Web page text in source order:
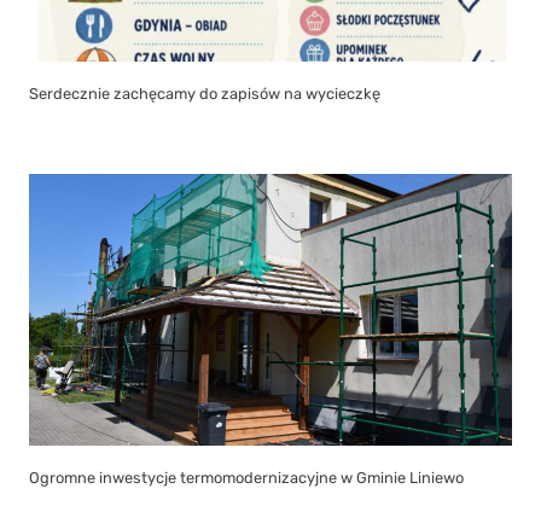
Serdecznie zachęcamy do zapisów na wycieczkę
Ogromne inwestycje termomodernizacyjne w Gminie Liniewo